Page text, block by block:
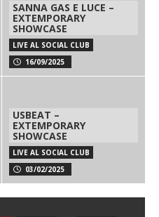
SANNA GAS E LUCE –
EXTEMPORARY
SHOWCASE
LIVE AL SOCIAL CLUB
16/09/2025
USBEAT –
EXTEMPORARY
SHOWCASE
LIVE AL SOCIAL CLUB
03/02/2025